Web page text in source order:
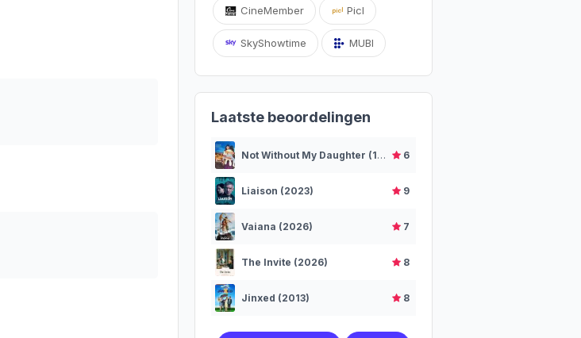
CineMember Picl
SkyShowtime MUBI
Laatste beoordelingen
Not Without My Daughter (1991) 6
Liaison (2023) 9
Vaiana (2026) 7
The Invite (2026) 8
Jinxed (2013) 8